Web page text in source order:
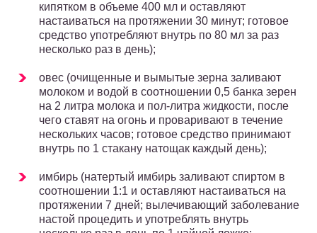
кипятком в объеме 400 мл и оставляют
настаиваться на протяжении 30 минут; готовое
средство употребляют внутрь по 80 мл за раз
несколько раз в день);
овес (очищенные и вымытые зерна заливают
молоком и водой в соотношении 0,5 банка зерен
на 2 литра молока и пол-литра жидкости, после
чего ставят на огонь и проваривают в течение
нескольких часов; готовое средство принимают
внутрь по 1 стакану натощак каждый день);
имбирь (натертый имбирь заливают спиртом в
соотношении 1:1 и оставляют настаиваться на
протяжении 7 дней; вылечивающий заболевание
настой процедить и употреблять внутрь